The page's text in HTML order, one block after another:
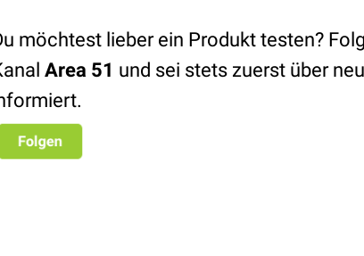
möchtest lieber ein Produkt testen?
Area 51 und sei stets zuerst über